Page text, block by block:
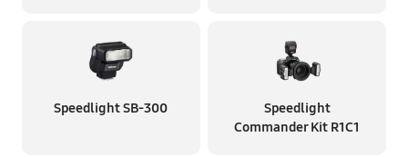
Speedlight SB-300
Speedlight
Commander Kit R1C1